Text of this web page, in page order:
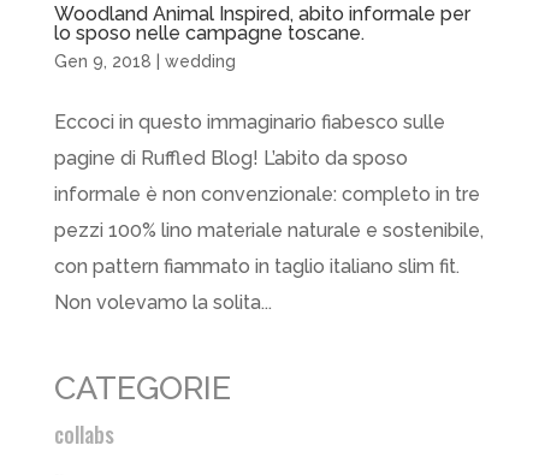
Woodland Animal Inspired, abito informale per
lo sposo nelle campagne toscane.
Gen 9, 2018 | wedding
Eccoci in questo immaginario fiabesco sulle
pagine di Ruffled Blog! L’abito da sposo
informale è non convenzionale: completo in tre
pezzi 100% lino materiale naturale e sostenibile,
con pattern fiammato in taglio italiano slim fit.
Non volevamo la solita...
CATEGORIE
collabs